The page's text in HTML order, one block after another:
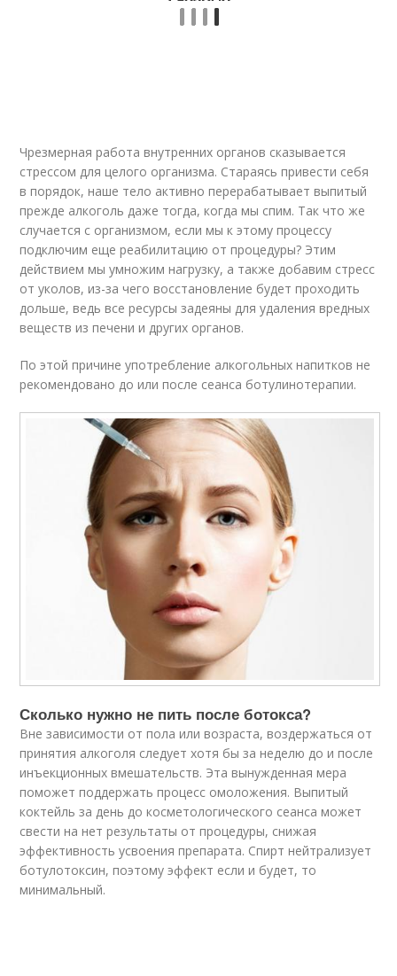
Чрезмерная работа внутренних органов сказывается
стрессом для целого организма. Стараясь привести себя
в порядок, наше тело активно перерабатывает выпитый
прежде алкоголь даже тогда, когда мы спим. Так что же
случается с организмом, если мы к этому процессу
подключим еще реабилитацию от процедуры? Этим
действием мы умножим нагрузку, а также добавим стресс
от уколов, из-за чего восстановление будет проходить
дольше, ведь все ресурсы задеяны для удаления вредных
веществ из печени и других органов.
По этой причине употребление алкогольных напитков не
рекомендовано до или после сеанса ботулинотерапии.
Сколько нужно не пить после ботокса?
Вне зависимости от пола или возраста, воздержаться от
принятия алкоголя следует хотя бы за неделю до и после
инъекционных вмешательств. Эта вынужденная мера
поможет поддержать процесс омоложения. Выпитый
коктейль за день до косметологического сеанса может
свести на нет результаты от процедуры, снижая
эффективность усвоения препарата. Спирт нейтрализует
ботулотоксин, поэтому эффект если и будет, то
минимальный.